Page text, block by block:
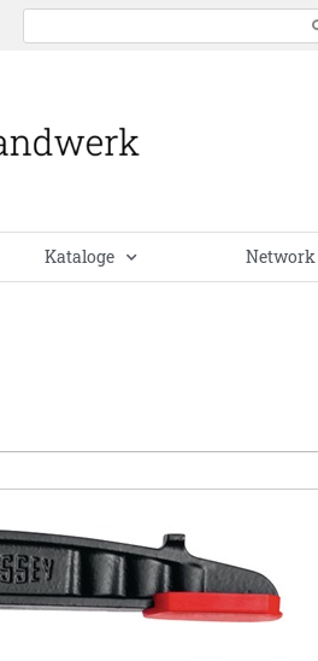
Kataloge Network